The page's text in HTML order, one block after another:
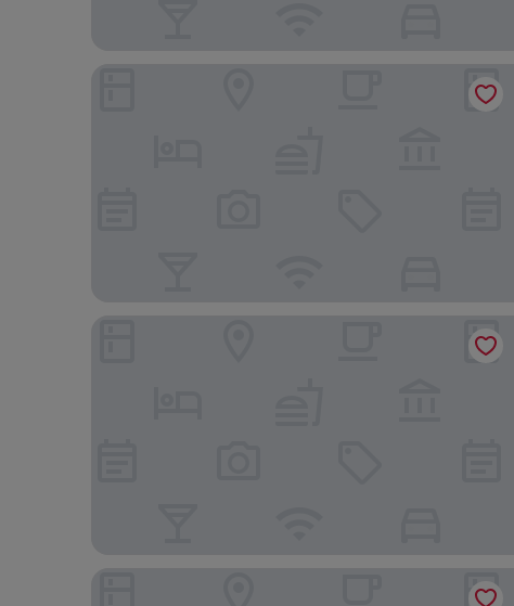
ID Vida Urbana
Golden Tulip Goiania Address